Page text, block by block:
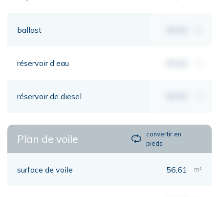
ballast
réservoir d'eau
réservoir de diesel
Plan de voile
convertir en
pieds
surface de voile 56,61 m²